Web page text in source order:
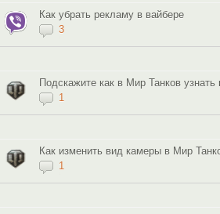
Как убрать рекламу в вайбере
3
Подскажите как в Мир Танков узнать
1
Как изменить вид камеры в Мир
1